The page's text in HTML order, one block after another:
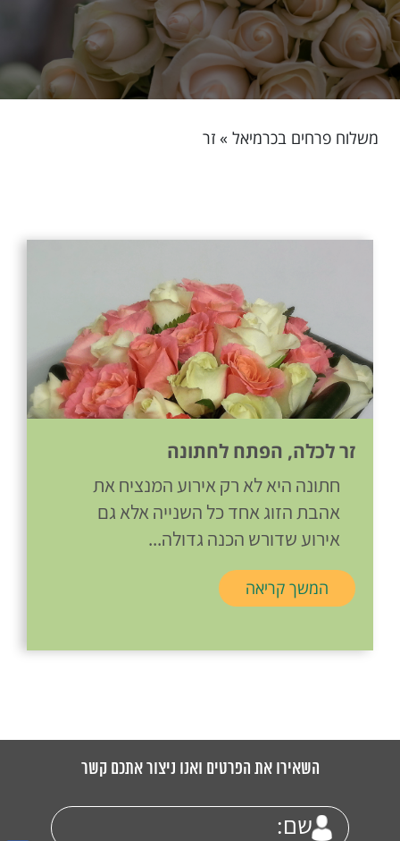
משלוח פרחים בכרמיאל» זר
זר לכלה, הפתח לחתונה
חתונה היא לא רק אירוע המנציח את
אהבת הזוג אחד כל השנייה אלא גם
אירוע שדורש הכנה גדולה...
המשך קריאה
השאירו את הפרטים ואנו ניצור אתכם קשר